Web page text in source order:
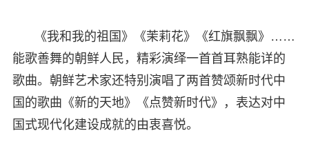
《我和我的祖国》《茉莉花》《红旗飘飘》……
能歌善舞的朝鲜人民，精彩演绎一首首耳熟能详的
歌曲。朝鲜艺术家还特别演唱了两首赞颂新时代中
国的歌曲《新的天地》《点赞新时代》，表达对中
国式现代化建设成就的由衷喜悦。